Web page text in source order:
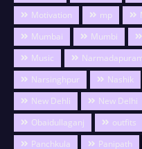
Motivation
mp
Mumbai
Mumbi
Music
Narsinghpur
Nashik
New Dehli
New Delhi
Obaidullaganj
outfits
Panchkula
Panipath